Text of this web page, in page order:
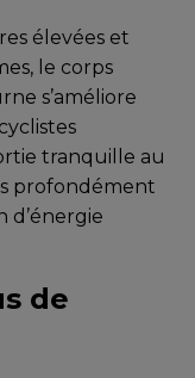
élevées et
le corps
s’améliore
tranquille au
profondément
d’énergie
de